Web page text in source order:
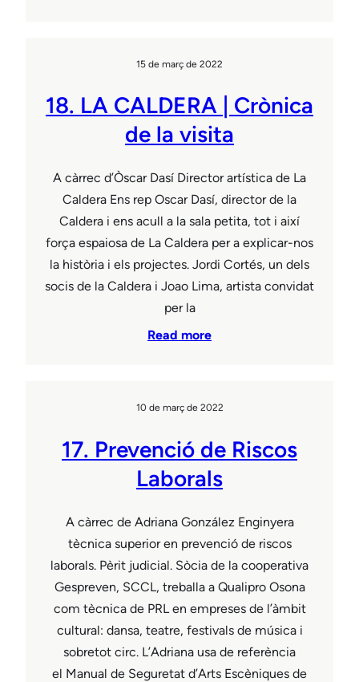
15 de març de 2022
18. LA CALDERA | Crònica
de la visita
A càrrec d’Òscar Dasí Director artística de La
Caldera Ens rep Oscar Dasí, director de la
Caldera i ens acull a la sala petita, tot i així
força espaiosa de La Caldera per a explicar-nos
la història i els projectes. Jordi Cortés, un dels
socis de la Caldera i Joao Lima, artista convidat
per la
Read more
10 de març de 2022
17. Prevenció de Riscos
Laborals
A càrrec de Adriana González Enginyera
tècnica superior en prevenció de riscos
laborals. Pèrit judicial. Sòcia de la cooperativa
Gespreven, SCCL, treballa a Qualipro Osona
com tècnica de PRL en empreses de l’àmbit
cultural: dansa, teatre, festivals de música i
sobretot circ. L’Adriana usa de referència
el Manual de Seguretat d’Arts Escèniques de